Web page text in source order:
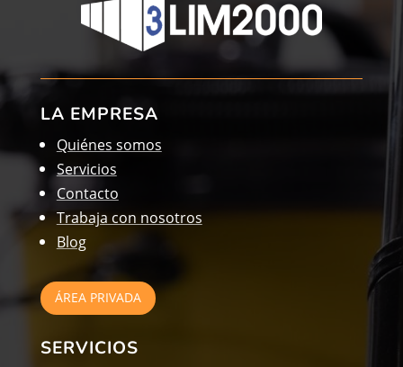
LA EMPRESA
Quiénes somos
Servicios
Contacto
Trabaja con nosotros
Blog
ÁREA PRIVADA
SERVICIOS